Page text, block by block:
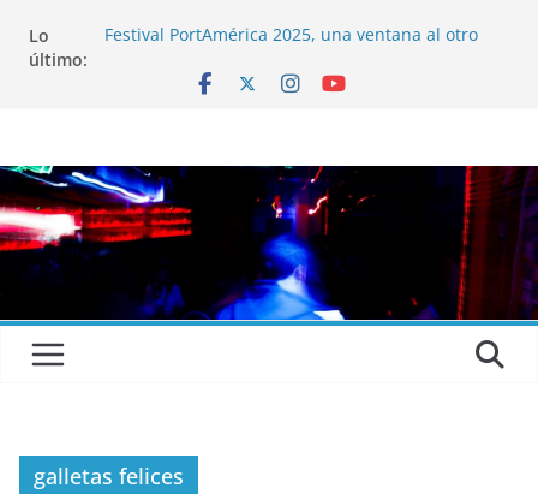
Lo
último:
Festival PortAmérica 2025, una ventana al otro
El Atlantic Fest 2025 propone un menú musical
Entrevista a RUMIA
Entrevista a mariagrep
galletas felices